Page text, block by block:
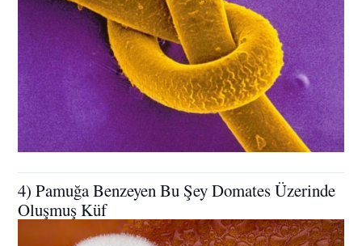
4) Pamuğa Benzeyen Bu Şey Domates Üzerinde
Oluşmuş Küf